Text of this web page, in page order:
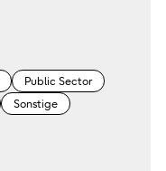
Public Sector
Sonstige